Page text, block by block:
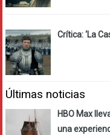
Crítica: ‘La
Últimas noticias
HBO Max
una